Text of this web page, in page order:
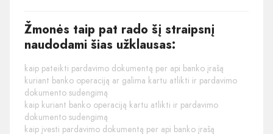
Žmonės taip pat rado šį straipsnį
naudodami šias užklausas:
kaip pateikti pardavimo dokumentą per api banko įrašą
kuriant banko operaciją ar galima kartu atlikti ir pardavimo
dokumento sudengimą
kaip kuriant banko operaciją kartu atlikti ir pardavimo
dokumento sudengimą
kaip įvesti pardavimo dokumentą per api banko įrašą